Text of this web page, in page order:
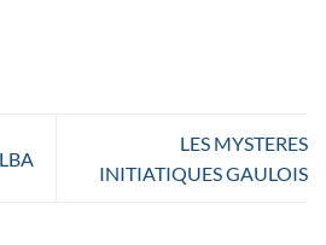
LES MYSTERES
INITIATIQUES GAULOIS